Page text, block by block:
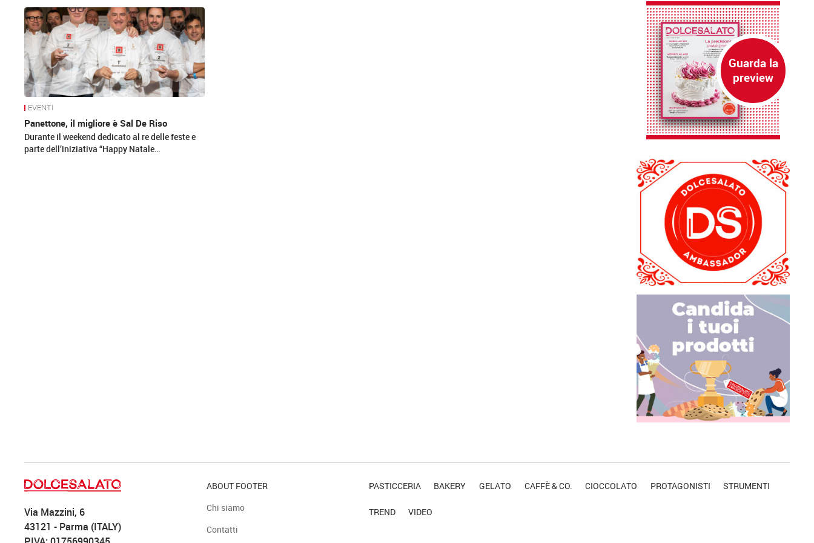
News
EVENTI
Panettone, il migliore è Sal De Riso
Durante il weekend dedicato al re delle feste e
parte dell’iniziativa “Happy Natale…
Via Mazzini, 6
43121 - Parma (ITALY)
ABOUT FOOTER
Chi siamo
Contatti
PASTICCERIA BAKERY GELATO CAFFÈ & CO. CIOCCOLATO PROTAGONISTI STRUMENTI
TREND VIDEO